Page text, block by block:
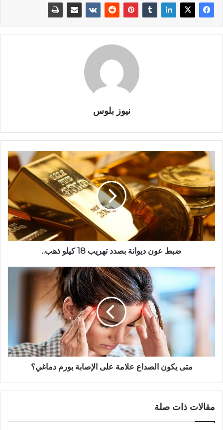
نيوز بلوس
ضبط عون ديوانة بصدد تهريب 18 كيلو ذهب..
متى يكون الصداع علامة على الإصابة بورم دماغي؟
مقالات ذات صلة